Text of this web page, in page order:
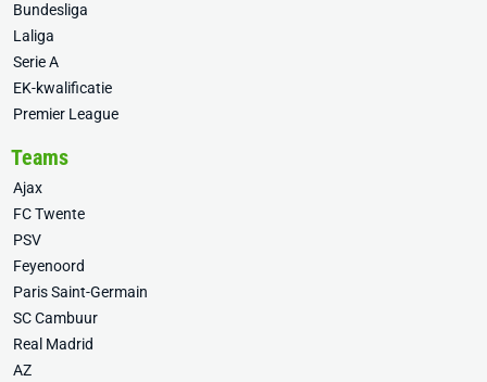
Bundesliga
Laliga
Serie A
EK-kwalificatie
Premier League
Teams
Ajax
FC Twente
PSV
Feyenoord
Paris Saint-Germain
SC Cambuur
Real Madrid
AZ